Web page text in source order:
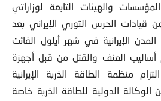
والهيئات التابعة لوزاراتي
قيادات الحرس الثوري الإيراني بعد
الإيرانية في شهر أيلول الفائت
أساليب العنف والقتل من قبل أجهزة
منظمة الطاقة الذرية الإيرانية
الوكالة الدولية للطاقة الذرية خاصة